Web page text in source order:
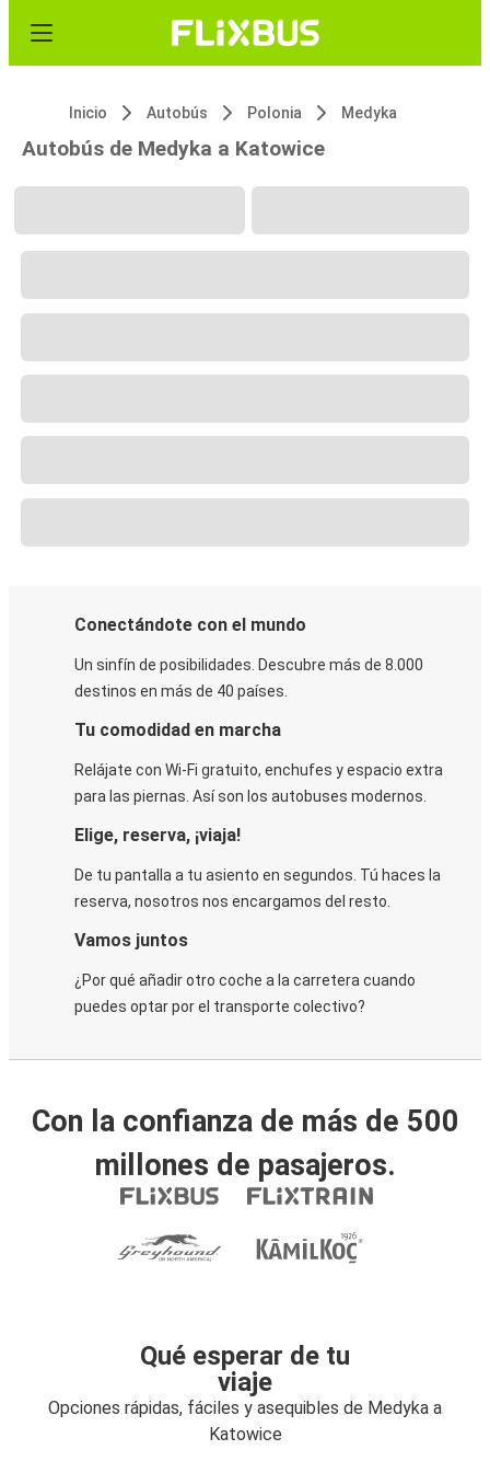
Inicio Autobús Polonia Medyka
Autobús de Medyka a Katowice
Conectándote con el mundo
Un sinfín de posibilidades. Descubre más de 8.000
destinos en más de 40 países.
Tu comodidad en marcha
Relájate con Wi-Fi gratuito, enchufes y espacio extra
para las piernas. Así son los autobuses modernos.
Elige, reserva, ¡viaja!
De tu pantalla a tu asiento en segundos. Tú haces la
reserva, nosotros nos encargamos del resto.
Vamos juntos
¿Por qué añadir otro coche a la carretera cuando
puedes optar por el transporte colectivo?
Con la confianza de más de 500
millones de pasajeros.
Qué esperar de tu
viaje
Opciones rápidas, fáciles y asequibles de Medyka a
Katowice